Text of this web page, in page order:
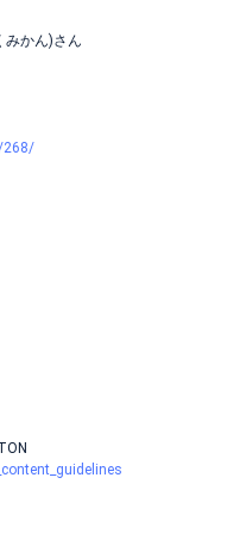
みかん)さん
268/